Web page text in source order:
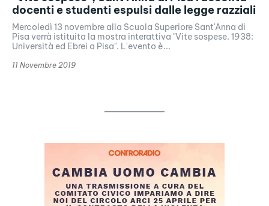
docenti e studenti espulsi dalle legge razziali
Mercoledì 13 novembre alla Scuola Superiore Sant'Anna di
Pisa verrà istituita la mostra interattiva "Vite sospese. 1938:
Università ed Ebrei a Pisa". L'evento è...
11 Novembre 2019